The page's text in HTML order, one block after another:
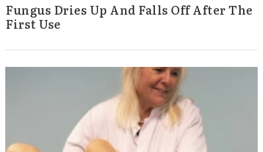
Fungus Dries Up And Falls Off After The
First Use